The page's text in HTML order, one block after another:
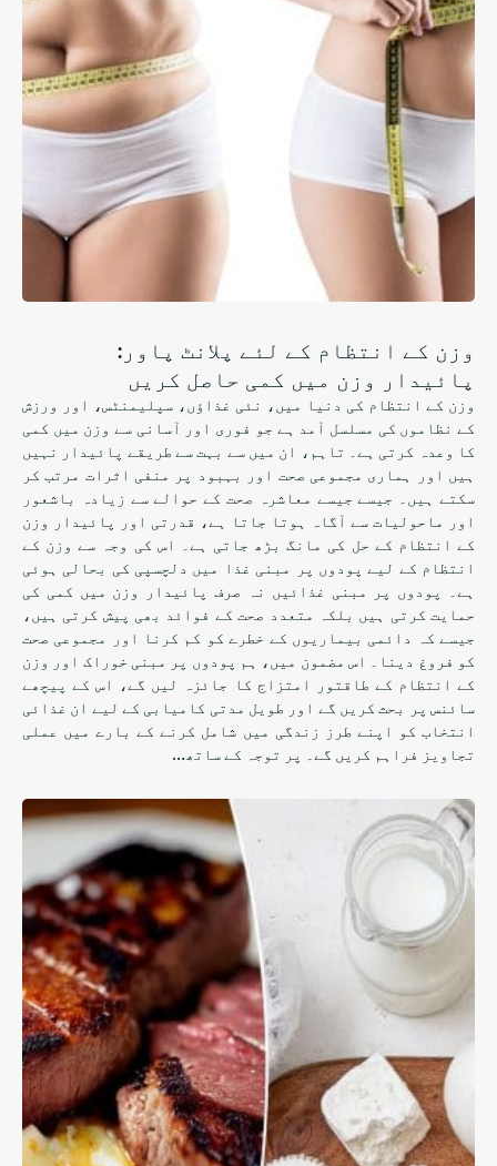
وزن کے انتظام کے لئے پلانٹ پاور:
پائیدار وزن میں کمی حاصل کریں
وزن کے انتظام کی دنیا میں، نئی غذاؤں، سپلیمنٹس، اور ورزش
کے نظاموں کی مسلسل آمد ہے جو فوری اور آسانی سے وزن میں کمی
کا وعدہ کرتی ہے۔ تاہم، ان میں سے بہت سے طریقے پائیدار نہیں
ہیں اور ہماری مجموعی صحت اور بہبود پر منفی اثرات مرتب کر
سکتے ہیں۔ جیسے جیسے معاشرہ صحت کے حوالے سے زیادہ باشعور
اور ماحولیات سے آگاہ ہوتا جاتا ہے، قدرتی اور پائیدار وزن
کے انتظام کے حل کی مانگ بڑھ جاتی ہے۔ اس کی وجہ سے وزن کے
انتظام کے لیے پودوں پر مبنی غذا میں دلچسپی کی بحالی ہوئی
ہے۔ پودوں پر مبنی غذائیں نہ صرف پائیدار وزن میں کمی کی
حمایت کرتی ہیں بلکہ متعدد صحت کے فوائد بھی پیش کرتی ہیں،
جیسے کہ دائمی بیماریوں کے خطرے کو کم کرنا اور مجموعی صحت
کو فروغ دینا۔ اس مضمون میں، ہم پودوں پر مبنی خوراک اور وزن
کے انتظام کے طاقتور امتزاج کا جائزہ لیں گے، اس کے پیچھے
سائنس پر بحث کریں گے اور طویل مدتی کامیابی کے لیے ان غذائی
انتخاب کو اپنے طرز زندگی میں شامل کرنے کے بارے میں عملی
تجاویز فراہم کریں گے۔ پر توجہ کے ساتھ…